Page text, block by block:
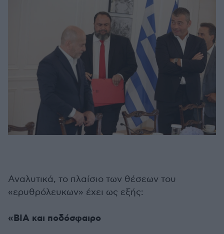
Αναλυτικά, το πλαίσιο των θέσεων του
«ερυθρόλευκων» έχει ως εξής:
«ΒΙΑ και ποδόσφαιρο